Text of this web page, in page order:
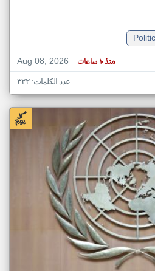
Aug 08, 2026
منذ ١٠ ساعات
عدد الكلمات: ٣٢٢